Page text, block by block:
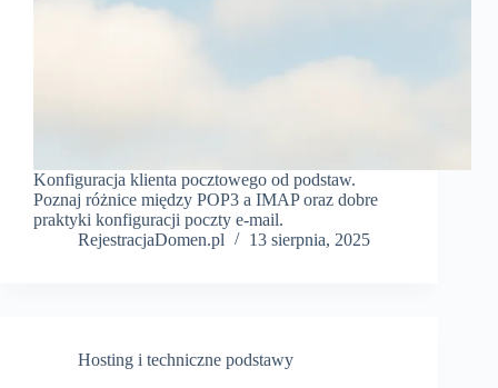
Konfiguracja klienta pocztowego od podstaw.
Poznaj różnice między POP3 a IMAP oraz dobre
praktyki konfiguracji poczty e-mail.
RejestracjaDomen.pl
13 sierpnia, 2025
Hosting i techniczne podstawy